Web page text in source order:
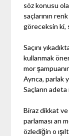
söz konusu
saçlarının
göreceksin ki,
Saçını
kullanmak
mor
Ayrıca, parlak
Saçların adeta
Biraz dikkat ve
parlaması an
özlediğin o